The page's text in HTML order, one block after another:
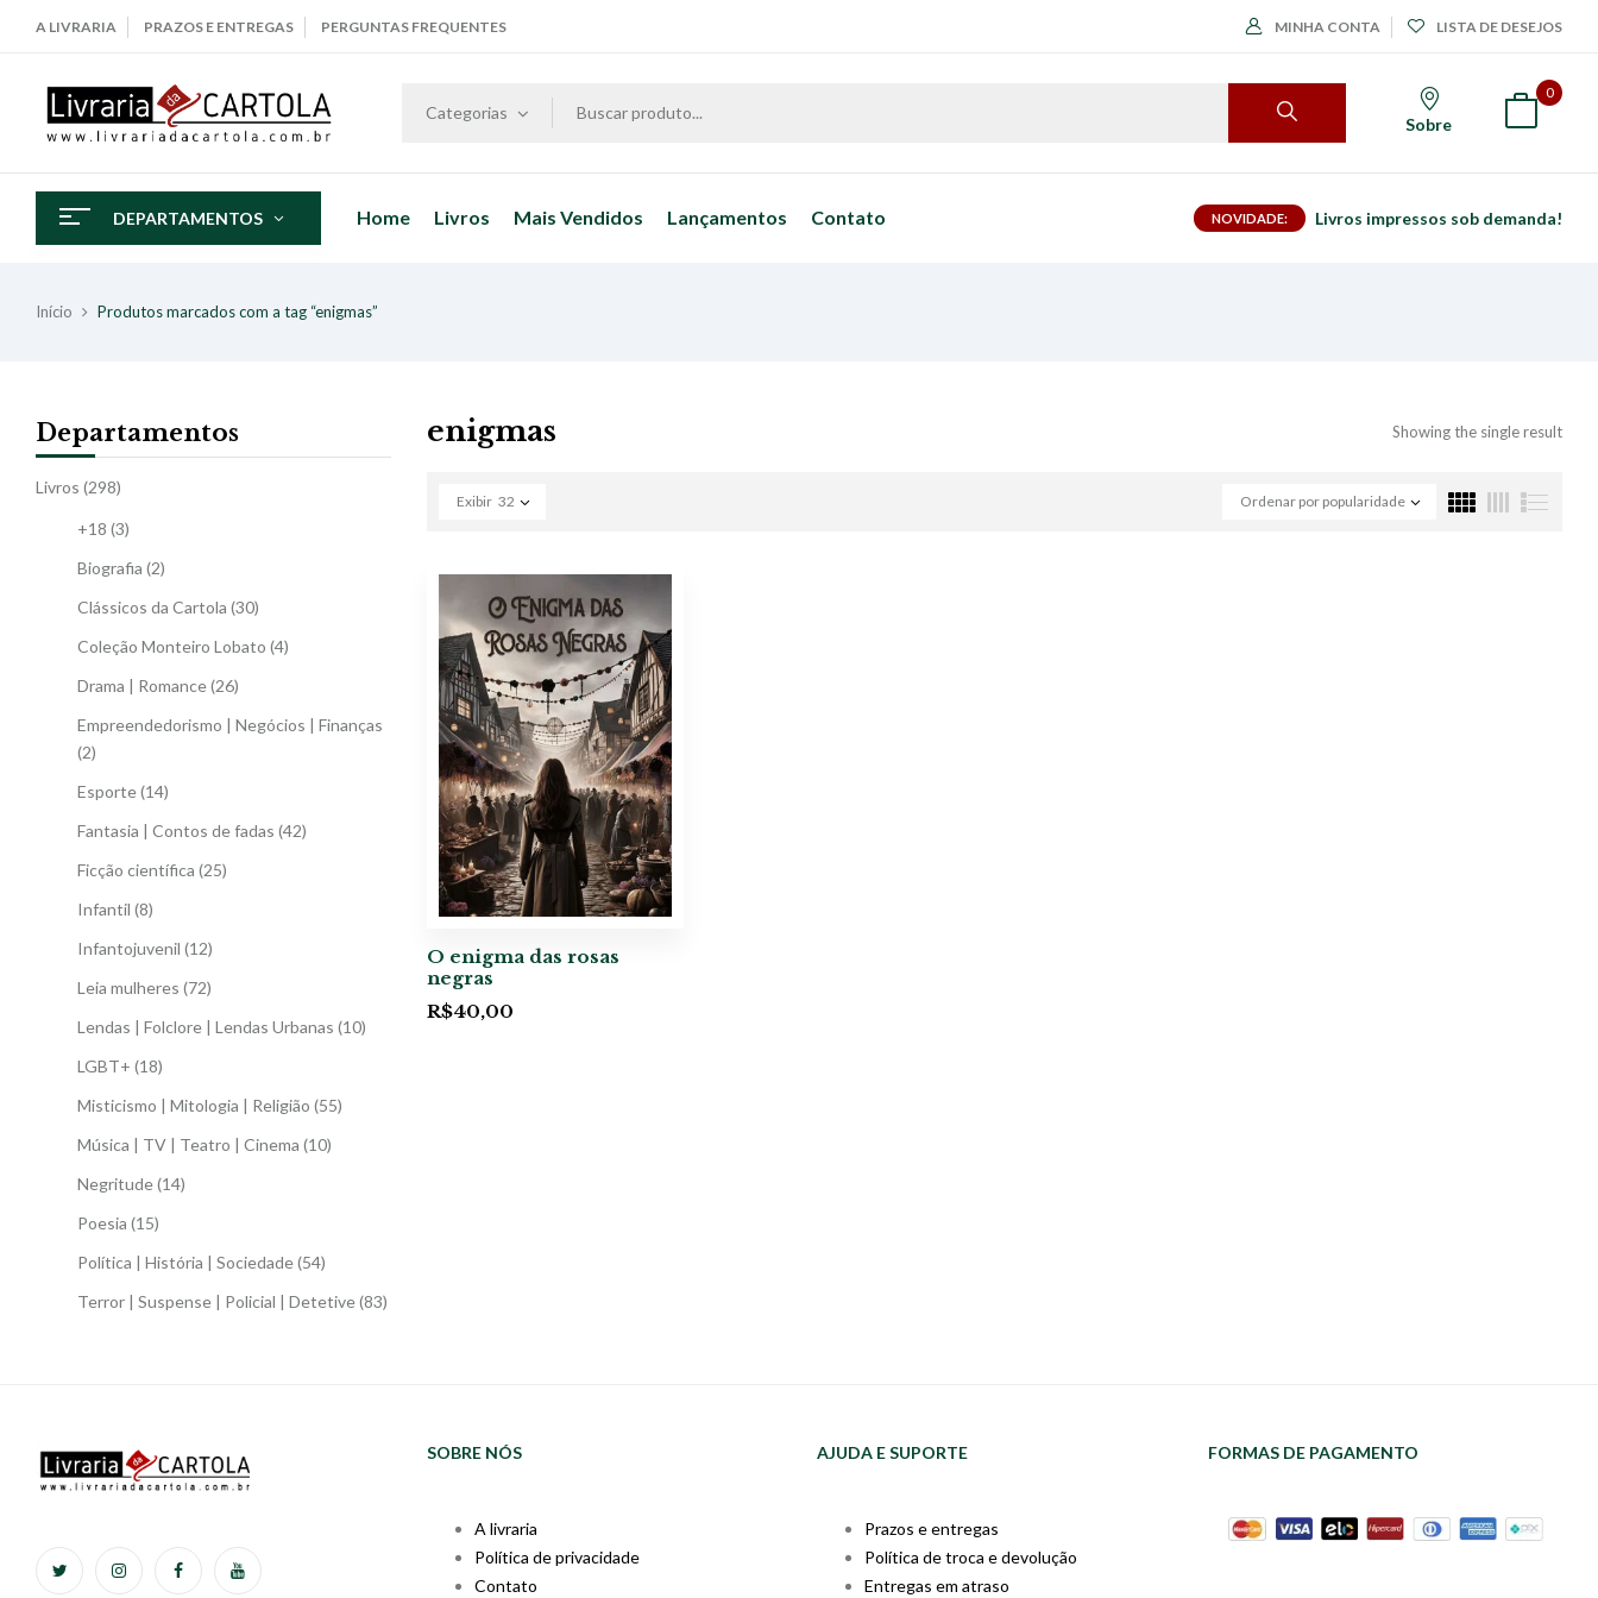
A LIVRARIA PRAZOS E ENTREGAS PERGUNTAS FREQUENTES MINHA CONTA LISTA DE DESEJOS
Categorias
Sobre
0
DEPARTAMENTOS Home Livros Mais Vendidos Lançamentos Contato NOVIDADE: Livros impressos sob demanda!
Início Produtos marcados com a tag “enigmas”
Departamentos
Livros (298)
+18 (3)
Biografia (2)
Clássicos da Cartola (30)
Coleção Monteiro Lobato (4)
Drama | Romance(26)
Empreendedorismo | Negócios | Finanças
(2)
Esporte(14)
Fantasia | Contos de fadas (42)
Ficção científica (25)
Infantil (8)
Infantojuvenil (12)
Leia mulheres (72)
Lendas | Folclore | Lendas Urbanas (10)
LGBT+ (18)
Misticismo | Mitologia | Religião (55)
Música | TV | Teatro | Cinema (10)
Negritude(14)
Poesia (15)
Política | História | Sociedade(54)
Terror | Suspense | Policial | Detetive(83)
enigmas Showing the single result
Ordenar por popularidade
Exibir 32
O enigma das rosas
negras
R$40,00
SOBRE NÓS
A livraria
Política de privacidade
Contato
AJUDA E SUPORTE
Prazos e entregas
Política de troca e devolução
Entregas em atraso
FORMAS DE PAGAMENTO